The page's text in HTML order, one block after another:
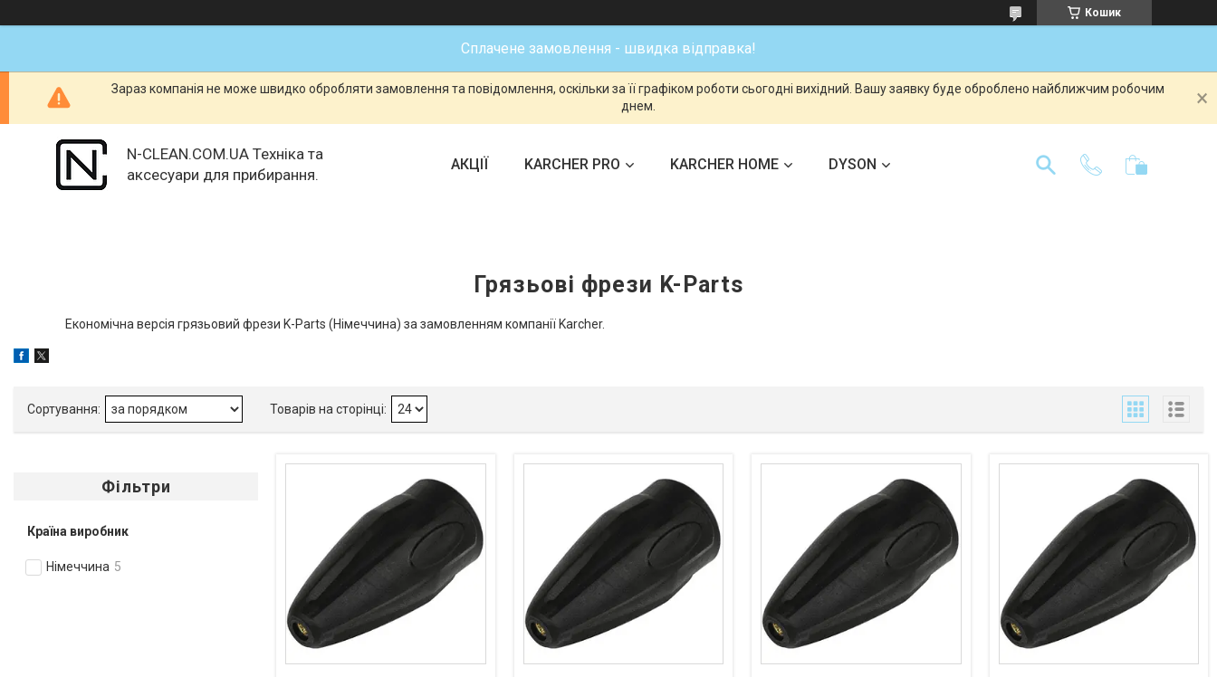
Кошик
Сплачене замовлення - швидка відправка!
Зараз компанія не може швидко обробляти замовлення та повідомлення, оскільки за її графіком роботи сьогодні вихідний. Вашу заявку буде оброблено найближчим робочим
днем.
N-CLEAN.COM.UA Техніка та
аксесуари для прибирання.
АКЦІЇ KARCHER PRO KARCHER HOME DYSON
Грязьові фрези K-Parts
Економічна версія грязьовий фрези K-Parts (Німеччина) за замовленням компанії Karcher.
Фільтри
Країна виробник
Німеччина 5